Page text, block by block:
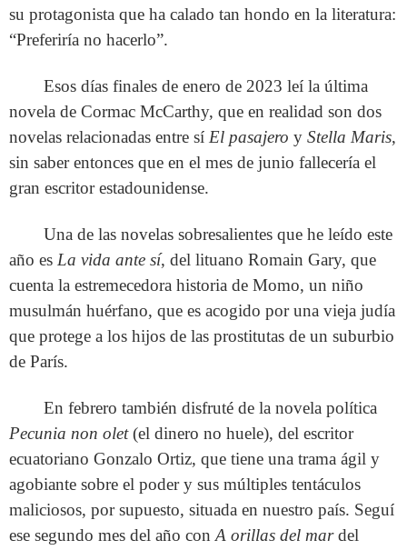
su protagonista que ha calado tan hondo en la literatura:
“Preferiría no hacerlo”.
Esos días finales de enero de 2023 leí la última
novela de Cormac McCarthy, que en realidad son dos
novelas relacionadas entre sí El pasajero y Stella Maris,
sin saber entonces que en el mes de junio fallecería el
gran escritor estadounidense.
Una de las novelas sobresalientes que he leído este
año es La vida ante sí, del lituano Romain Gary, que
cuenta la estremecedora historia de Momo, un niño
musulmán huérfano, que es acogido por una vieja judía
que protege a los hijos de las prostitutas de un suburbio
de París.
En febrero también disfruté de la novela política
Pecunia non olet(el dinero no huele), del escritor
ecuatoriano Gonzalo Ortiz, que tiene una trama ágil y
agobiante sobre el poder y sus múltiples tentáculos
maliciosos, por supuesto, situada en nuestro país. Seguí
ese segundo mes del año conA orillas del mardel